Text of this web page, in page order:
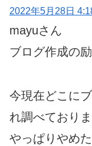
2022年5月28日
mayuさん
ブログ作成の
今現在どこに
れ調べており
やっぱりやめ